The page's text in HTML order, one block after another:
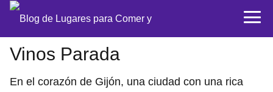
Vinos Parada
En el corazón de Gijón, una ciudad con una rica